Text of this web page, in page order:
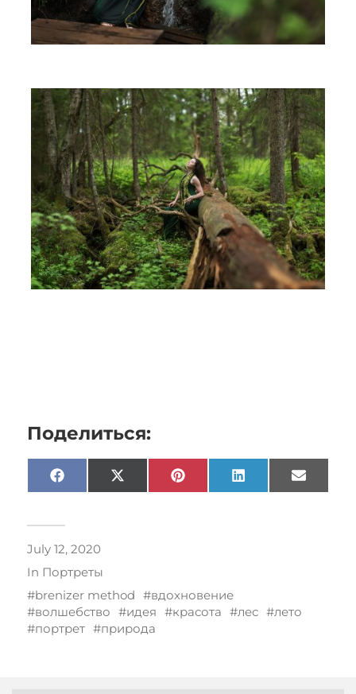
Поделиться:
Facebook X
(Twitter)
Pinterest LinkedIn Email
July 12, 2020
In Портреты
brenizer method
вдохновение
волшебство
идея красота лес
лето
портрет
природа